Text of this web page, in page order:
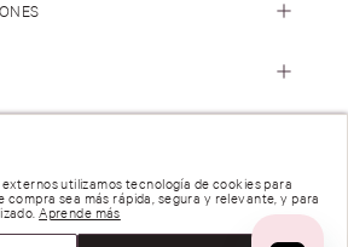
utilizamos tecnología de cookies para
compra sea más rápida, segura y relevante, y para
Aprende más
|